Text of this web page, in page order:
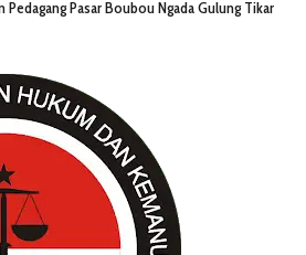
Pedagang Pasar Boubou Ngada Gulung Tikar